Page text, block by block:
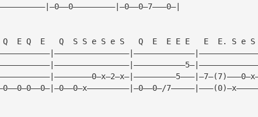
E Q  E   Q  S S e S e S   Q  E  E E E   E  E. S e S